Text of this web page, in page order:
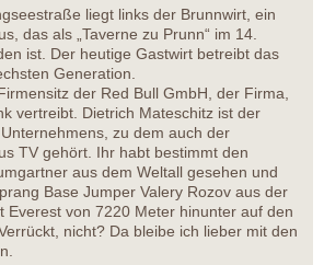
liegt links der Brunnwirt, ein
das als „Taverne zu Prunn“ im 14.
ist. Der heutige Gastwirt betreibt das
Generation.
der Red Bull GmbH, der Firma,
vertreibt. Dietrich Mateschitz ist der
zu dem auch der
TV gehört. Ihr habt bestimmt den
aus dem Weltall gesehen und
Base Jumper Valery Rozov aus der
Everest von 7220 Meter hinunter auf den
nicht? Da bleibe ich lieber mit den